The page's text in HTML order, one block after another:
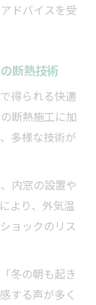
ドバイスを受
断熱技術
得られる快適
断熱施工に加
多様な技術が
内窓の設置や
より、外気温
ョックのリス
冬の朝も起き
する声が多く